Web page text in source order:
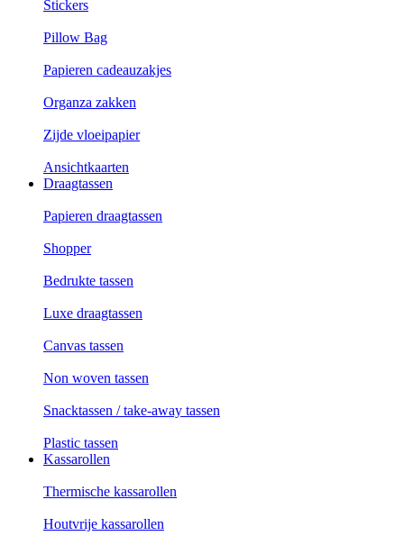
Stickers
Pillow Bag
Papieren cadeauzakjes
Organza zakken
Zijde vloeipapier
Ansichtkaarten
Draagtassen
Papieren draagtassen
Shopper
Bedrukte tassen
Luxe draagtassen
Canvas tassen
Non woven tassen
Snacktassen / take-away tassen
Plastic tassen
Kassarollen
Thermische kassarollen
Houtvrije kassarollen